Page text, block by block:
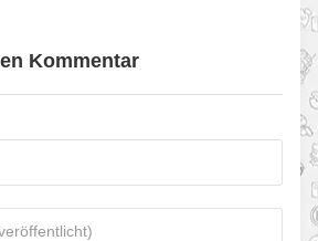
Kommentar